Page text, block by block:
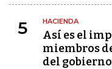
5 HACIENDA
Así es el
miembros
del gobierno